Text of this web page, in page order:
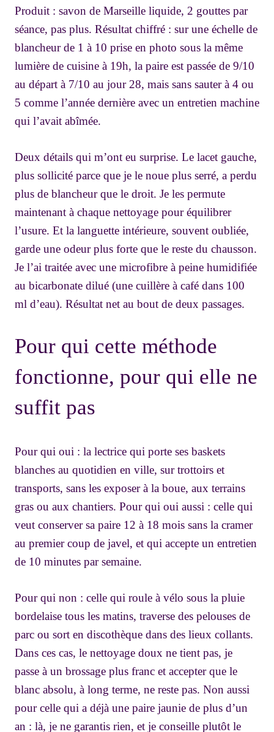
Produit : savon de Marseille liquide, 2 gouttes par
séance, pas plus. Résultat chiffré : sur une échelle de
blancheur de 1 à 10 prise en photo sous la même
lumière de cuisine à 19h, la paire est passée de 9/10
au départ à 7/10 au jour 28, mais sans sauter à 4 ou
5 comme l’année dernière avec un entretien machine
qui l’avait abîmée.
Deux détails qui m’ont eu surprise. Le lacet gauche,
plus sollicité parce que je le noue plus serré, a perdu
plus de blancheur que le droit. Je les permute
maintenant à chaque nettoyage pour équilibrer
l’usure. Et la languette intérieure, souvent oubliée,
garde une odeur plus forte que le reste du chausson.
Je l’ai traitée avec une microfibre à peine humidifiée
au bicarbonate dilué (une cuillère à café dans 100
ml d’eau). Résultat net au bout de deux passages.
Pour qui cette méthode
fonctionne, pour qui elle ne
suffit pas
Pour qui oui : la lectrice qui porte ses baskets
blanches au quotidien en ville, sur trottoirs et
transports, sans les exposer à la boue, aux terrains
gras ou aux chantiers. Pour qui oui aussi : celle qui
veut conserver sa paire 12 à 18 mois sans la cramer
au premier coup de javel, et qui accepte un entretien
de 10 minutes par semaine.
Pour qui non : celle qui roule à vélo sous la pluie
bordelaise tous les matins, traverse des pelouses de
parc ou sort en discothèque dans des lieux collants.
Dans ces cas, le nettoyage doux ne tient pas, je
passe à un brossage plus franc et accepter que le
blanc absolu, à long terme, ne reste pas. Non aussi
pour celle qui a déjà une paire jaunie de plus d’un
an : là, je ne garantis rien, et je conseille plutôt le